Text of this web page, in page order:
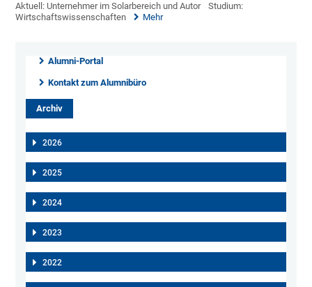
Aktuell: Unternehmer im Solarbereich und Autor
Studium:
Wirtschaftswissenschaften
Mehr
Alumni-Portal
Kontakt zum Alumnibüro
Archiv
2026
2025
2024
2023
2022